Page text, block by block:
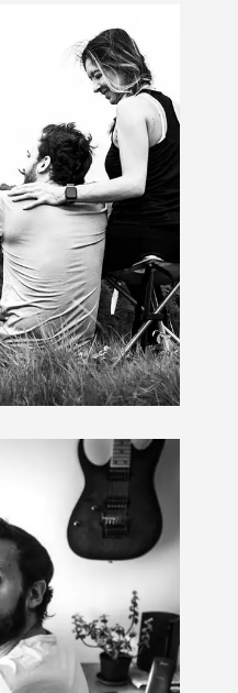
deudas. Así
siendo tú